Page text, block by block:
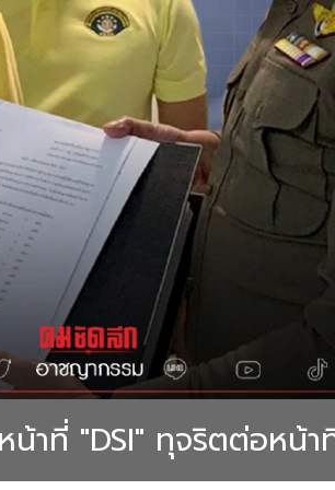
น้าที่ "DSI" ทุจริตต่อหน้า